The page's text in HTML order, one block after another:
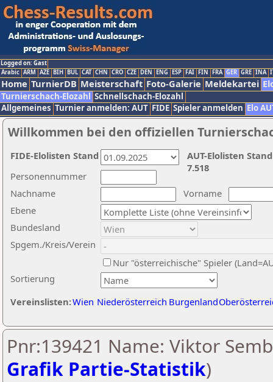
Logged on: Gast
Arabic ARM AZE BIH BUL CAT CHN CRO CZE DEN ENG ESP FAI FIN FRA GER GRE INA
Home TurnierDB Meisterschaft Foto-Galerie Meldekartei
Turnierschach-Elozahl Schnellschach-Elozahl
Allgemeines Turnier anmelden: AUT FIDE Spieler anmelden Elo
Willkommen bei den offiziellen
Nachname
Vorname
Ebene
Sortierung
Personennummer
Bundesland
Spgem./Kreis/Verein
Nur "österreichische" Spieler
Vereinslisten:Wien Niederösterreich Burgenland
AUT-Elolisten
7.518
FIDE-Elolisten Stand
Pnr:139421 Name: Viktor
Grafik Partie-Statistik)